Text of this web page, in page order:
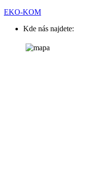
EKO-KOM
Kde nás najdete: